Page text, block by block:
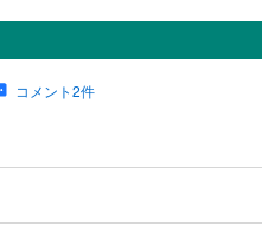
コメント2件